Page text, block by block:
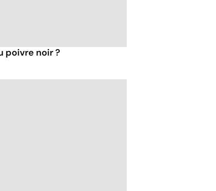
poivre noir ?